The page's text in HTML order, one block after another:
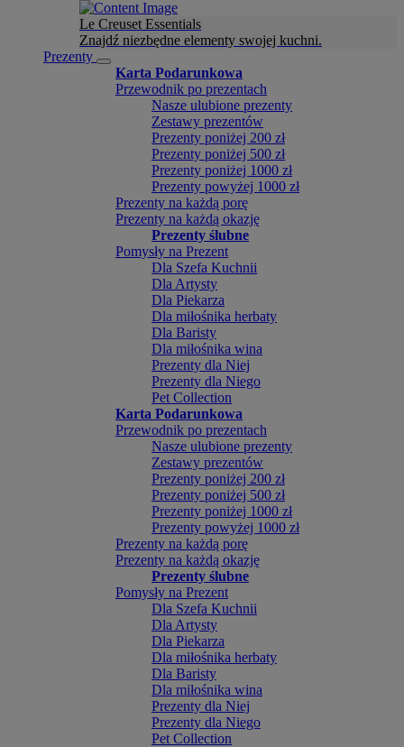
Le Creuset Essentials
Znajdź niezbędne elementy swojej kuchni.
Prezenty
Karta Podarunkowa
Przewodnik po prezentach
Nasze ulubione prezenty
Zestawy prezentów
Prezenty poniżej 200 zł
Prezenty poniżej 500 zł
Prezenty poniżej 1000 zł
Prezenty powyżej 1000 zł
Prezenty na każdą porę
Prezenty na każdą okazję
Prezenty ślubne
Pomysły na Prezent
Dla Szefa Kuchnii
Dla Artysty
Dla Piekarza
Dla miłośnika herbaty
Dla Baristy
Dla miłośnika wina
Prezenty dla Niej
Prezenty dla Niego
Pet Collection
Karta Podarunkowa
Przewodnik po prezentach
Nasze ulubione prezenty
Zestawy prezentów
Prezenty poniżej 200 zł
Prezenty poniżej 500 zł
Prezenty poniżej 1000 zł
Prezenty powyżej 1000 zł
Prezenty na każdą porę
Prezenty na każdą okazję
Prezenty ślubne
Pomysły na Prezent
Dla Szefa Kuchnii
Dla Artysty
Dla Piekarza
Dla miłośnika herbaty
Dla Baristy
Dla miłośnika wina
Prezenty dla Niej
Prezenty dla Niego
Pet Collection